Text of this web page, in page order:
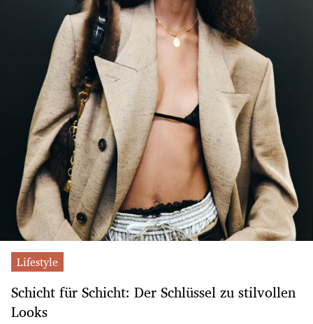
Lifestyle
Schicht für Schicht: Der Schlüssel zu stilvollen
Looks